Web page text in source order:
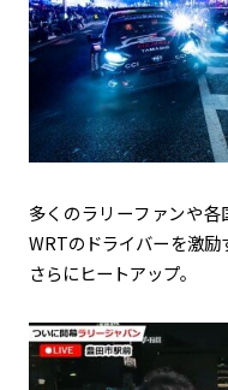
多くのラリーファンや
WRTのドライバーを激励
さらにヒートアップ。